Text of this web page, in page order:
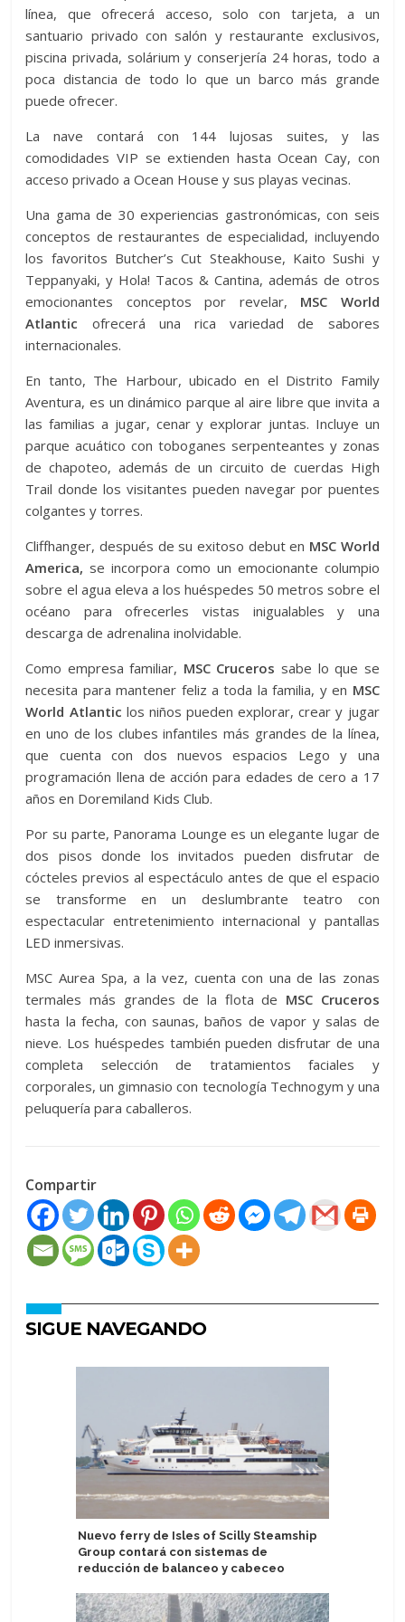
línea, que ofrecerá acceso, solo con tarjeta, a un
santuario privado con salón y restaurante exclusivos,
piscina privada, solárium y conserjería 24 horas, todo a
poca distancia de todo lo que un barco más grande
puede ofrecer.
La nave contará con 144 lujosas suites, y las
comodidades VIP se extienden hasta Ocean Cay, con
acceso privado a Ocean House y sus playas vecinas.
Una gama de 30 experiencias gastronómicas, con seis
conceptos de restaurantes de especialidad, incluyendo
los favoritos Butcher’s Cut Steakhouse, Kaito Sushi y
Teppanyaki, y Hola! Tacos & Cantina, además de otros
emocionantes conceptos por revelar, MSC World
Atlantic ofrecerá una rica variedad de sabores
internacionales.
En tanto, The Harbour, ubicado en el Distrito Family
Aventura, es un dinámico parque al aire libre que invita a
las familias a jugar, cenar y explorar juntas. Incluye un
parque acuático con toboganes serpenteantes y zonas
de chapoteo, además de un circuito de cuerdas High
Trail donde los visitantes pueden navegar por puentes
colgantes y torres.
Cliffhanger, después de su exitoso debut en MSC World
America, se incorpora como un emocionante columpio
sobre el agua eleva a los huéspedes 50 metros sobre el
océano para ofrecerles vistas inigualables y una
descarga de adrenalina inolvidable.
Como empresa familiar, MSC Cruceros sabe lo que se
necesita para mantener feliz a toda la familia, y en MSC
World Atlantic los niños pueden explorar, crear y jugar
en uno de los clubes infantiles más grandes de la línea,
que cuenta con dos nuevos espacios Lego y una
programación llena de acción para edades de cero a 17
años en Doremiland Kids Club.
Por su parte, Panorama Lounge es un elegante lugar de
dos pisos donde los invitados pueden disfrutar de
cócteles previos al espectáculo antes de que el espacio
se transforme en un deslumbrante teatro con
espectacular entretenimiento internacional y pantallas
LED inmersivas.
MSC Aurea Spa, a la vez, cuenta con una de las zonas
termales más grandes de la flota de MSC Cruceros
hasta la fecha, con saunas, baños de vapor y salas de
nieve. Los huéspedes también pueden disfrutar de una
completa selección de tratamientos faciales y
corporales, un gimnasio con tecnología Technogym y una
peluquería para caballeros.
Compartir
SIGUE NAVEGANDO
Nuevo ferry de Isles of Scilly Steamship
Group contará con sistemas de
reducción de balanceo y cabeceo